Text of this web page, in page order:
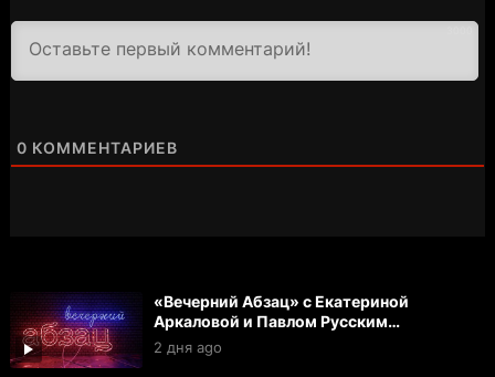
0 КОММЕНТАРИЕВ
«Вечерний Абзац» с Екатериной
Аркаловой и Павлом Русским
(07.08.2026)
2 дня ago